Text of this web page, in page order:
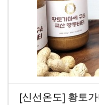
[신선온도] 황토